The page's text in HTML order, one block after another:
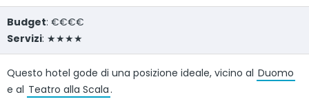
Budget: €€€€
Servizi: ★★★★
Questo hotel gode di una posizione ideale, vicino al Duomo
e al Teatro alla Scala .